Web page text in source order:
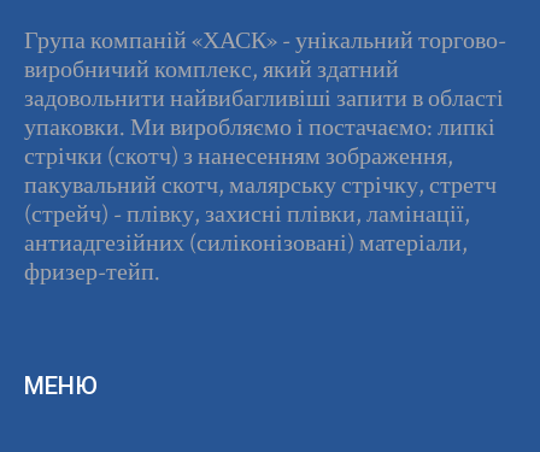
Група компаній «ХАСК» - унікальний торгово-
виробничий комплекс, який здатний
задовольнити найвибагливіші запити в області
упаковки. Ми виробляємо і постачаємо: липкі
стрічки (скотч) з нанесенням зображення,
пакувальний скотч, малярську стрічку, стретч
(стрейч) - плівку, захисні плівки, ламінації,
антиадгезійних (силіконізовані) матеріали,
фризер-тейп.
МЕНЮ